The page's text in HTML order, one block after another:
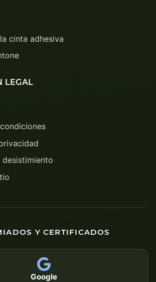
cinta adhesiva
LEGAL
desistimiento
Y CERTIFICADOS
Google